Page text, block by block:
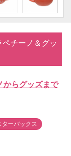
ペチーノ＆グッ
からグッズまで
ターバックス